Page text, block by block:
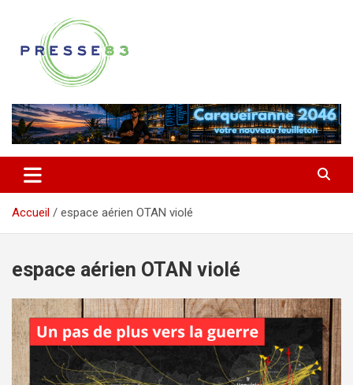
contenu
Presse 83
Accueil espace aérien OTAN violé
espace aérien OTAN violé